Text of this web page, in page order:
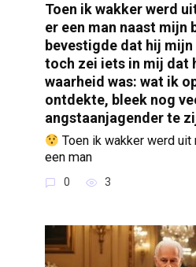
Toen ik wakker werd
er een man naast mijn
bevestigde dat hij
toch zei iets in mij dat
waarheid was: wat ik
ontdekte, bleek nog
angstaanjagender te
Toen ik wakker werd uit
een man
0 3